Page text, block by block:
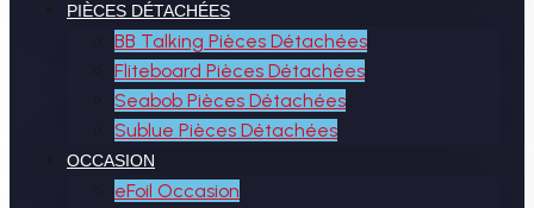
PIÈCES DÉTACHÉES
BB Talking Pièces Détachées
Fliteboard Pièces Détachées
Seabob Pièces Détachées
Sublue Pièces Détachées
OCCASION
eFoil Occasion